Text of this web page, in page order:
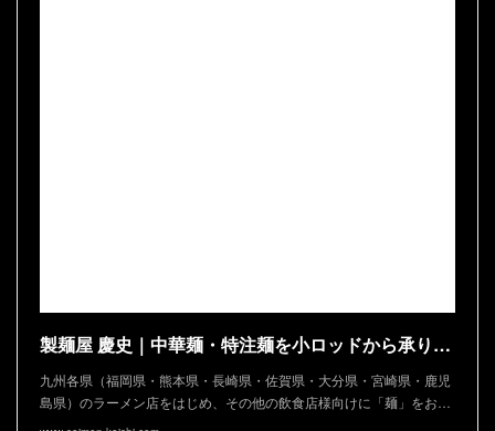
製麺屋 慶史｜中華麺・特注麺を小ロッドから承ります
九州各県（福岡県・熊本県・長崎県・佐賀県・大分県・宮崎県・鹿児
島県）のラーメン店をはじめ、その他の飲食店様向けに「麺」をお…